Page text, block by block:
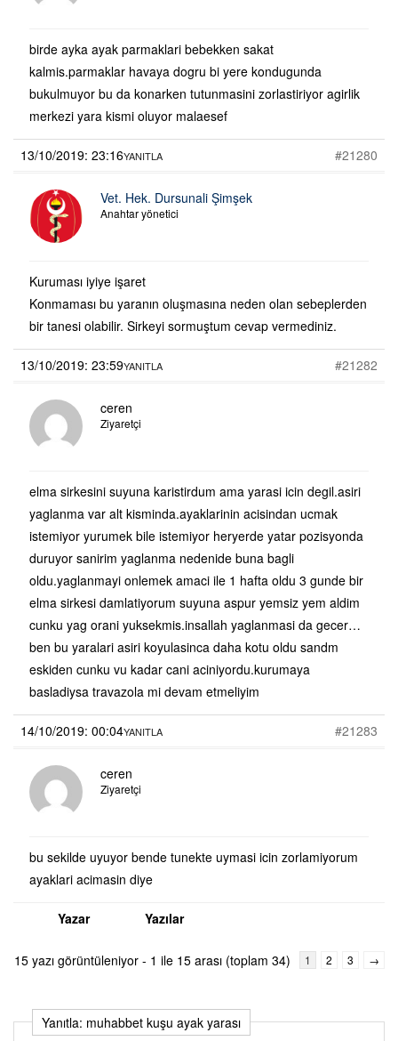
birde ayka ayak parmaklari bebekken sakat
kalmis.parmaklar havaya dogru bi yere kondugunda
bukulmuyor bu da konarken tutunmasini zorlastiriyor agirlik
merkezi yara kismi oluyor malaesef
13/10/2019: 23:16 #21280
YANITLA
Vet. Hek. Dursunali Şimşek
Anahtar yönetici
Kuruması iyiye işaret
Konmaması bu yaranın oluşmasına neden olan sebeplerden
bir tanesi olabilir. Sirkeyi sormuştum cevap vermediniz.
13/10/2019: 23:59 #21282
YANITLA
ceren
Ziyaretçi
elma sirkesini suyuna karistirdum ama yarasi icin degil.asiri
yaglanma var alt kisminda.ayaklarinin acisindan ucmak
istemiyor yurumek bile istemiyor heryerde yatar pozisyonda
duruyor sanirim yaglanma nedenide buna bagli
oldu.yaglanmayi onlemek amaci ile 1 hafta oldu 3 gunde bir
elma sirkesi damlatiyorum suyuna aspur yemsiz yem aldim
cunku yag orani yuksekmis.insallah yaglanmasi da gecer…
ben bu yaralari asiri koyulasinca daha kotu oldu sandm
eskiden cunku vu kadar cani aciniyordu.kurumaya
basladiysa travazola mi devam etmeliyim
14/10/2019: 00:04 #21283
YANITLA
ceren
Ziyaretçi
bu sekilde uyuyor bende tunekte uymasi icin zorlamiyorum
ayaklari acimasin diye
Yazar Yazılar
15 yazı görüntüleniyor - 1 ile 15 arası (toplam 34) 1 2 3 →
Yanıtla: muhabbet kuşu ayak yarası